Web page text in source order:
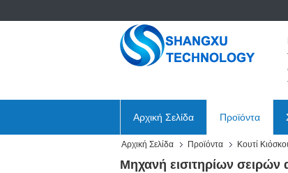
Αρχική Σελίδα Προϊόντα
Αρχική Σελίδα Προϊόντα Κουτί
Μηχανή εισιτηρίων σειρών